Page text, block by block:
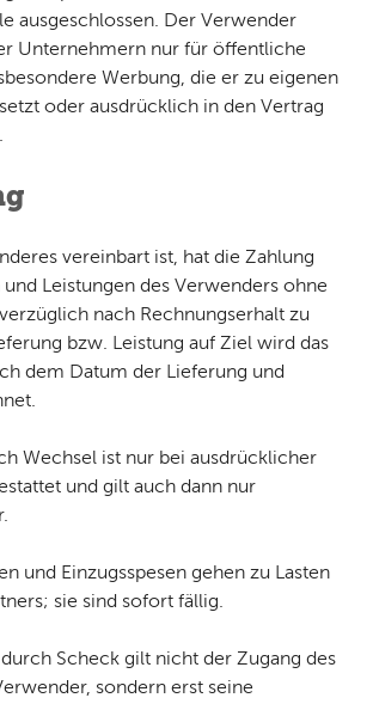
ausgeschlossen. Der Verwender
Unternehmern nur für öffentliche
Werbung, die er zu eigenen
oder ausdrücklich in den Vertrag
vereinbart ist, hat die Zahlung
Leistungen des Verwenders ohne
nach Rechnungserhalt zu
bzw. Leistung auf Ziel wird das
dem Datum der Lieferung und
Wechsel ist nur bei ausdrücklicher
und gilt auch dann nur
und Einzugsspesen gehen zu Lasten
sie sind sofort fällig.
Scheck gilt nicht der Zugang des
sondern erst seine